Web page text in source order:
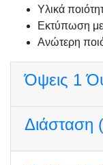
Υλικά
Εκτύπωση με
Ανώτερη
Όψεις 1
Διάσταση